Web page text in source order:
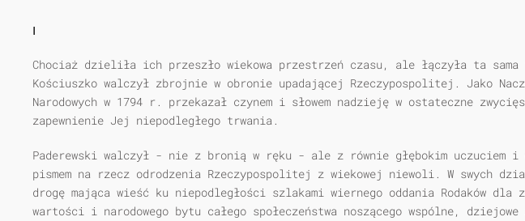
I
Chociaż dzieliła ich przeszło wiekowa przestrzeń czasu, ale łączyła ta
Kościuszko walczył zbrojnie w obronie upadającej Rzeczypospolitej. Jako
Narodowych w 1794 r. przekazał czynem i słowem nadzieję w ostateczne
zapewnienie Jej niepodległego trwania.
Paderewski walczył - nie z bronią w ręku - ale z równie głębokim uczuciem i
pismem na rzecz odrodzenia Rzeczypospolitej z wiekowej niewoli. W swych
drogę mająca wieść ku niepodległości szlakami wiernego oddania Rodaków dla
wartości i narodowego bytu całego społeczeństwa noszącego wspólne,